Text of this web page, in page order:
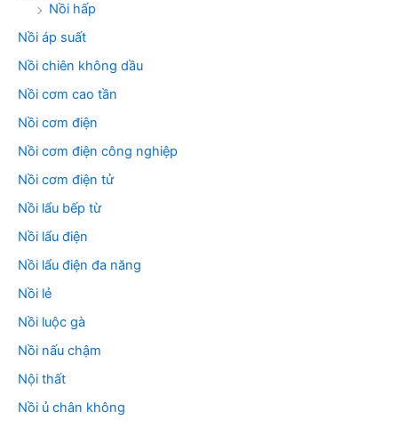
Nồi hấp
Nồi áp suất
Nồi chiên không dầu
Nồi cơm cao tần
Nồi cơm điện
Nồi cơm điện công nghiệp
Nồi cơm điện tử
Nồi lẩu bếp từ
Nồi lẩu điện
Nồi lẩu điện đa năng
Nồi lẻ
Nồi luộc gà
Nồi nấu chậm
Nội thất
Nồi ủ chân không